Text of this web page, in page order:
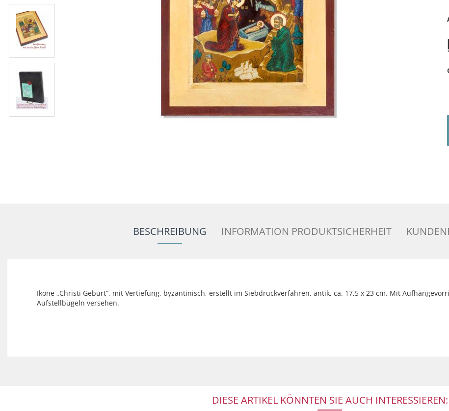
BESCHREIBUNG INFORMATION PRODUKTSICHERHEIT
Ikone „Christi Geburt“, mit Vertiefung, byzantinisch, erstellt im Siebdruckverfahren, antik, ca. 17,5 x 23 cm. Mit
Aufstellbügeln versehen.
DIESE ARTIKEL KÖNNTEN SIE AUCH INTERESSIEREN: